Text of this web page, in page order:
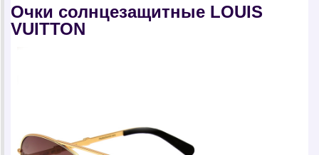
Очки солнцезащитные LОUIS
VUIТТОN